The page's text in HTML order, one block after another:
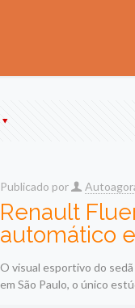
Publicado por
Renault
automático
O visual esportivo do
em São Paulo, o único